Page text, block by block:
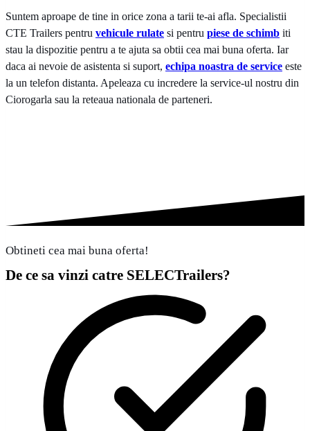
Suntem aproape de tine in orice zona a tarii te-ai afla. Specialistii
CTE Trailers pentru vehicule rulate si pentru piese de schimb iti
stau la dispozitie pentru a te ajuta sa obtii cea mai buna oferta. Iar
daca ai nevoie de asistenta si suport, echipa noastra de service este
la un telefon distanta. Apeleaza cu incredere la service-ul nostru din
Ciorogarla sau la reteaua nationala de parteneri.
De ce sa vinzi catre SELECTrailers?
Obtineti cea mai buna oferta!